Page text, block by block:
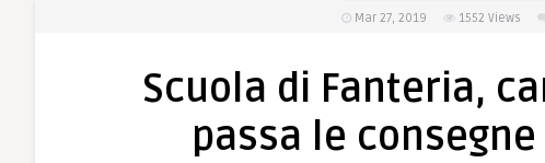
Mar 27, 2019 1552 Views
Scuola di Fanteria,
passa le consegne